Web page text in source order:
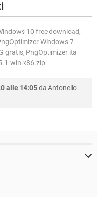
10 free download,
Windows 7
gratis, PngOptimizer ita
win-x86.zip
alle 14:05da Antonello